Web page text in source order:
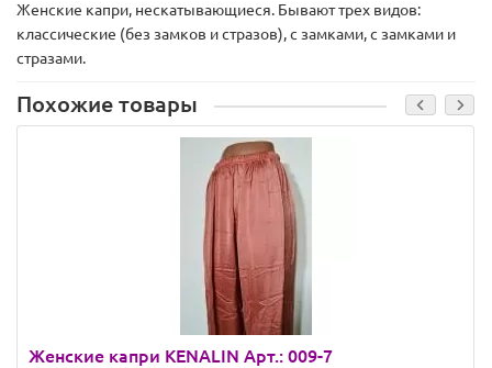
Женские капри, нескатывающиеся. Бывают трех видов:
классические (без замков и стразов), с замками, с замками и
стразами.
Похожие товары
Женские капри KENALIN Арт.: 009-7